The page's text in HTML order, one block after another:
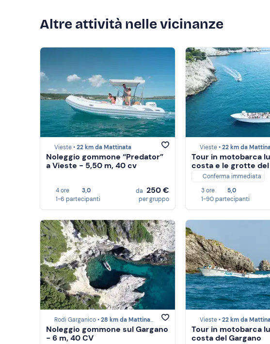
Altre attività nelle vicinanze
Vieste •22 km da Mattinata
Noleggio gommone “Predator”
a Vieste - 5,50 m, 40 cv
4 ore
3,0
1-6 partecipanti
da 250 €
per gruppo
Vieste •22 km da
Tour in motobarca
costa e le grotte del
Conferma immediata
3 ore
5,0
1-90 partecipanti
Rodi Garganico •28 km da Mattinata
Noleggio gommone sul Gargano
- 6 m, 40 CV
Vieste •22 km da
Tour in motobarca
costa del Gargano